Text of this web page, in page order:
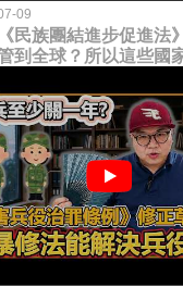
09
民族團結進步促進法
到全球？所以這些國